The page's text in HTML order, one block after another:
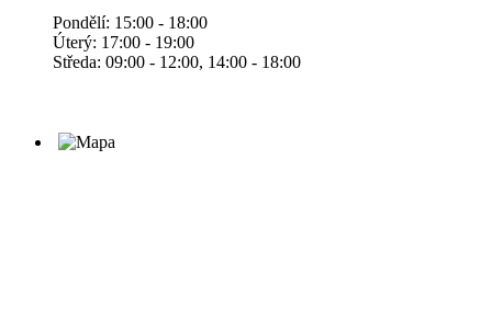
Pondělí: 15:00 - 18:00
Úterý: 17:00 - 19:00
Středa: 09:00 - 12:00, 14:00 - 18:00